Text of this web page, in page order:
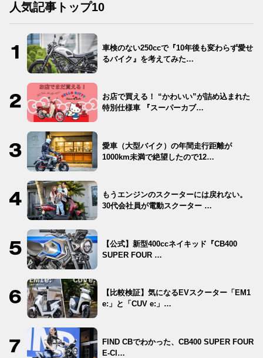
人気記事トップ10
車検のない250ccで『10年後も変わらず愛せ
るバイク』を考えてみた…
お店で買える！ “かわいい”が詰め込まれた
特別仕様車 『スーパーカブ…
愛車（大型バイク）の年間走行距離が
1000km未満で絶望したので12…
もうエンジンのスクーターには戻れない。
30代会社員が電動スクーター …
【公式】新型400ccネイキッド『CB400
SUPER FOUR …
【比較検証】気になるEVスクーター「EM1
e:」と「CUV e:」…
FIND CBでわかった、CB400 SUPER FOUR
E-Cl…